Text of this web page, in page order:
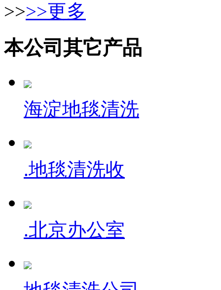
>>>>更多
本公司其它产品
海淀地毯清洗
.地毯清洗收
.北京办公室